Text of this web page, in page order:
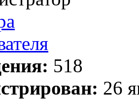
518
26